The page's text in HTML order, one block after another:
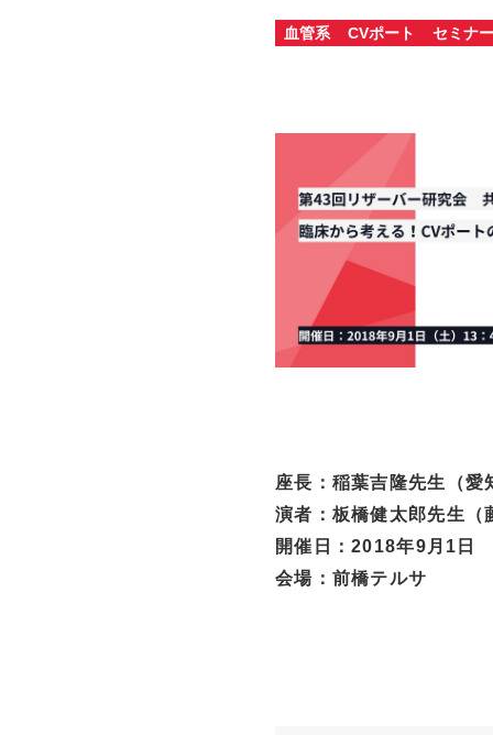
血管系 CVポート セミナ
座長：稲葉吉隆先生（
演者：板橋健太郎先生
開催日：2018年9月1
会場：前橋テルサ